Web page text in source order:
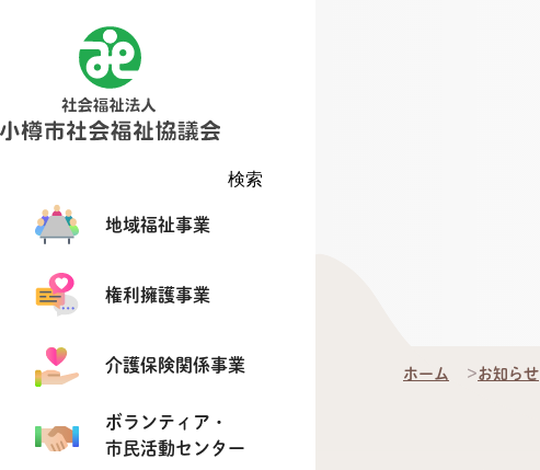
検索
地域福祉事業
権利擁護事業
介護保険関係事業
ボランティア・
市民活動センター
ホーム お知らせ